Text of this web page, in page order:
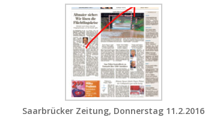
Saarbrücker Zeitung, Donnerstag 11.2.2016